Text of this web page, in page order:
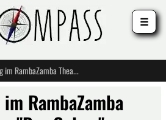
Uraufführung im RambaZamba Theater Berlin: "Der Golem" von Bernd Freytag, Jacob Höhne & dem RambaZamba-Ensemble
RambaZamba
☰